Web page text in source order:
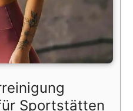
Sportstätten